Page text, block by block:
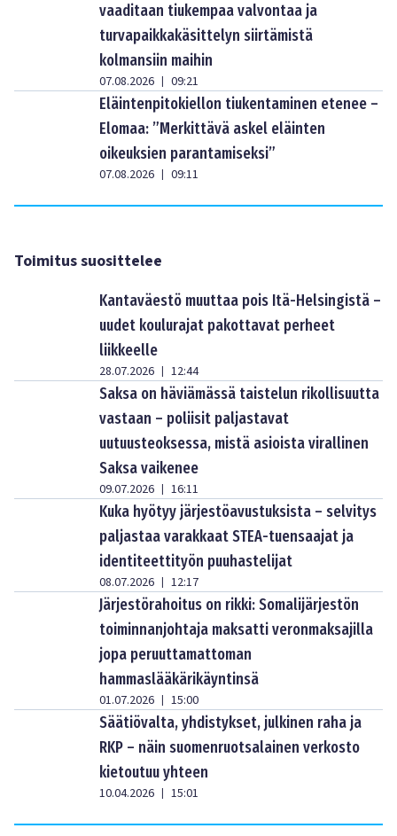
vaaditaan tiukempaa valvontaa ja
turvapaikkakäsittelyn siirtämistä
kolmansiin maihin
07.08.2026 | 09:21
Eläintenpitokiellon tiukentaminen etenee –
Elomaa: ”Merkittävä askel eläinten
oikeuksien parantamiseksi”
07.08.2026 | 09:11
Toimitus suosittelee
Kantaväestö muuttaa pois Itä-Helsingistä –
uudet koulurajat pakottavat perheet
liikkeelle
28.07.2026 | 12:44
Saksa on häviämässä taistelun rikollisuutta
vastaan – poliisit paljastavat
uutuusteoksessa, mistä asioista virallinen
Saksa vaikenee
09.07.2026 | 16:11
Kuka hyötyy järjestöavustuksista – selvitys
paljastaa varakkaat STEA-tuensaajat ja
identiteettityön puuhastelijat
08.07.2026 | 12:17
Järjestörahoitus on rikki: Somalijärjestön
toiminnanjohtaja maksatti veronmaksajilla
jopa peruuttamattoman
hammaslääkärikäyntinsä
01.07.2026 | 15:00
Säätiövalta, yhdistykset, julkinen raha ja
RKP – näin suomenruotsalainen verkosto
kietoutuu yhteen
10.04.2026 | 15:01